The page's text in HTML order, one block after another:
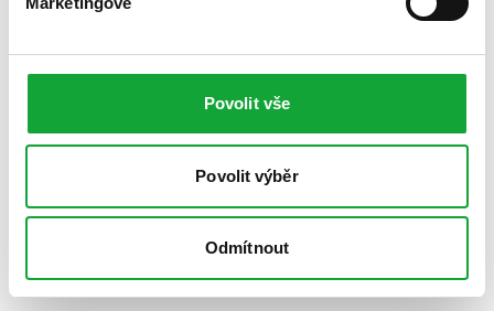
Povolit vše
Povolit výběr
Odmítnout